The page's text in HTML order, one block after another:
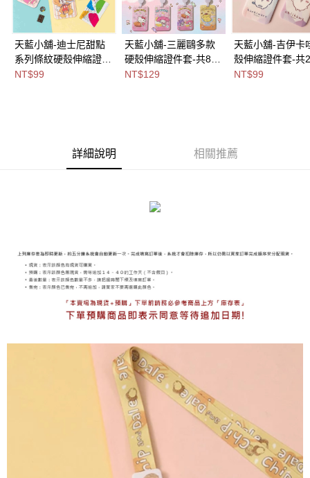
2.基於同意付款使用「大哥付你分期」之契約關係目的，商店將以您的個人
資料（包含姓名、電話或地址）提供予台灣大哥大進項蒐集、處理及利用，
由本公司與您本人進行分期帳單所需資料之確認、核對及更正。
3.完整用戶服務條款，請詳閱以下連結：https://oppay.tw/userRule
7-11取貨付款
每筆NT$80，滿NT$1,000(含以上)免運費
付款後7-11取貨
每筆NT$80，滿NT$1,000(含以上)免運費
付款後門市自取
天藍小舖-迪士尼甜點
系列條紋硬殼伸縮證件
套-共6
NT$99
天藍小舖-三麗鷗多款
硬殼伸縮證件套-共8
色-$129【A11115817
NT$129
天藍小舖-吉伊卡
殼伸縮證件套-共2
色-$99【
NT$99
詳細說明 相關推薦